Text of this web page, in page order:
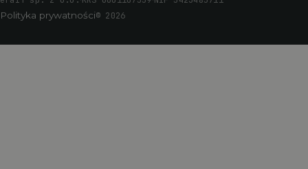
Polityka prywatności© 2026